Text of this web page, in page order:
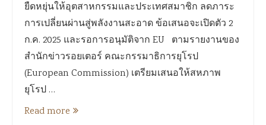
ยืดหยุ่นให้อุตสาหกรรมและประเทศสมาชิก ลดภาระ
การเปลี่ยนผ่านสู่พลังงานสะอาด ข้อเสนอจะเปิดตัว 2
ก.ค. 2025 และรอการอนุมัติจาก EU ตามรายงานของ
สำนักข่าวรอยเตอร์ คณะกรรมาธิการยุโรป
(European Commission) เตรียมเสนอให้สหภาพ
ยุโรป …
Read more